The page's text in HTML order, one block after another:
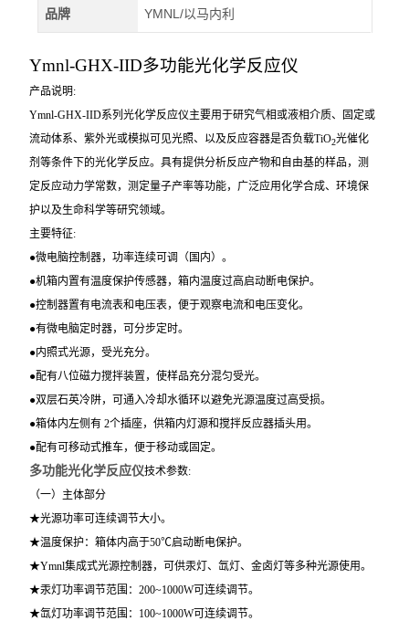
品牌 YMNL/以马内利
Ymnl-GHX-IID多功能光化学反应仪
产品说明:
Ymnl-GHX-IID系列光化学反应仪主要用于研究气相或液相介质、固定或
流动体系、紫外光或模拟可见光照、以及反应容器是否负载TiO2光催化
剂等条件下的光化学反应。具有提供分析反应产物和自由基的样品，测
定反应动力学常数，测定量子产率等功能，广泛应用化学合成、环境保
护以及生命科学等研究领域。
主要特征:
●微电脑控制器，功率连续可调（国内）。
●机箱内置有温度保护传感器，箱内温度过高启动断电保护。
●控制器置有电流表和电压表，便于观察电流和电压变化。
●有微电脑定时器，可分步定时。
●内照式光源，受光充分。
●配有八位磁力搅拌装置，使样品充分混匀受光。
●双层石英冷阱，可通入冷却水循环以避免光源温度过高受损。
●箱体内左侧有 2个插座，供箱内灯源和搅拌反应器插头用。
●配有可移动式推车，便于移动或固定。
多功能光化学反应仪技术参数:
（一）主体部分
★光源功率可连续调节大小。
★温度保护：箱体内高于50℃启动断电保护。
★Ymnl集成式光源控制器，可供汞灯、氙灯、金卤灯等多种光源使用。
★汞灯功率调节范围：200~1000W可连续调节。
★氙灯功率调节范围：100~1000W可连续调节。